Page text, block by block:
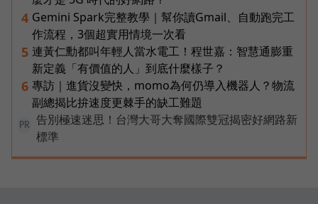
4 Gemini Spark完整教學｜幫你讀Gmail、自動跑完工
作流程，3個超實用情境一次看
5 連黃仁勳都叫年輕人當水電工！程世嘉：智慧通膨重
新定義「有價值的人」到底什麼樣子？
6 專訪｜進貨沒變快，momo為何仍導入機器人？物流
副總揭比拚速度更棘手的缺工難題
PR
告別極速迷思！台灣大哥大奪國際雙冠揭密好網路新
標準